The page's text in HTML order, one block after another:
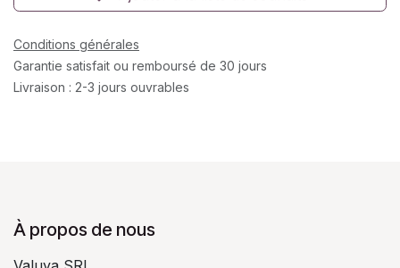
Conditions générales
Garantie satisfait ou remboursé de 30 jours
Livraison : 2-3 jours ouvrables
À propos de nous